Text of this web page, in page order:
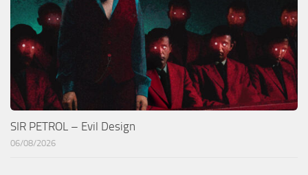
SIR PETROL – Evil Design
06/08/2026